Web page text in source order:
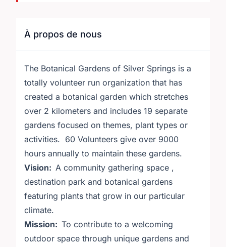
À propos de nous
The Botanical Gardens of Silver Springs is a
totally volunteer run organization that has
created a botanical garden which stretches
over 2 kilometers and includes 19 separate
gardens focused on themes, plant types or
activities. 60 Volunteers give over 9000
hours annually to maintain these gardens.
Vision: A community gathering space ,
destination park and botanical gardens
featuring plants that grow in our particular
climate.
Mission: To contribute to a welcoming
outdoor space through unique gardens and